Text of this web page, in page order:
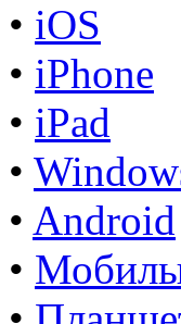
• iOS
• iPhone
• iPad
•
• Android
•